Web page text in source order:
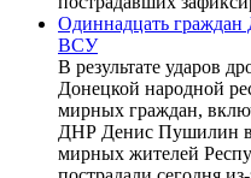
Одиннадцать граждан
ВСУ
В результате ударов
Донецкой народной
мирных граждан,
ДНР Денис Пушилин в
мирных жителей